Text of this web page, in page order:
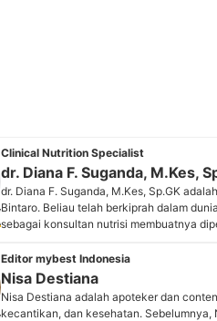
Clinical Nutrition Specialist
dr. Diana F. Suganda, M.Kes,
dr. Diana F. Suganda, M.Kes, Sp.GK
Bintaro. Beliau telah berkiprah dalam
sebagai konsultan nutrisi membuatnya
Ayo Sehat (Kompas TV). Beliau juga
serta Clara dan kerap membagikankan
followers.
Profil dr. Diana F. Suganda, M.Kes,
Editor mybest Indonesia
Nisa Destiana
Nisa Destiana adalah apoteker dan
kecantikan, dan kesehatan. Sebelumnya,